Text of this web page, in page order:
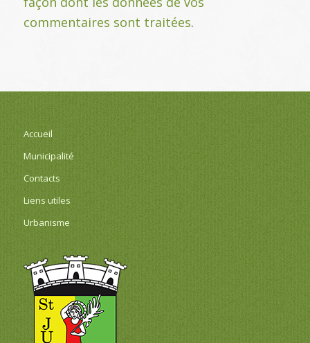
commentaires sont traitées.
Accueil
Municipalité
Contacts
Liens utiles
Urbanisme